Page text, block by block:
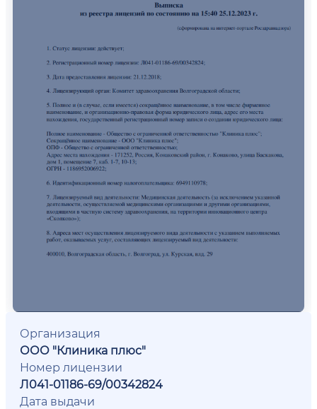
Организация
ООО "Клиника плюс"
Номер лицензии
Л041-01186-69/00342824
Дата выдачи